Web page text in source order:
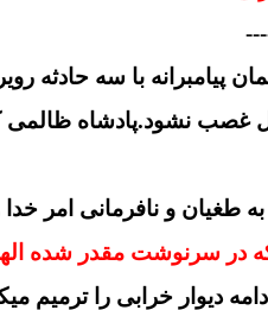
نشود.پادشاه ظالمی
طغیان و نافرمانی امر
در سرنوشت مقدر شده
خرابی را ترمیم